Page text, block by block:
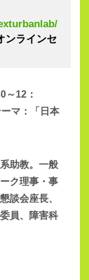
インセ
12：
日本
助教。一般
ク理事・事
談会座長、
員、障害科